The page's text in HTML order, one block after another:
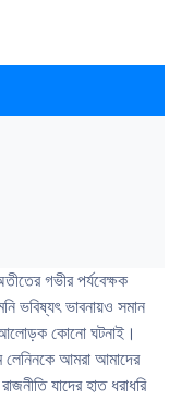
গভীর পর্যবেক্ষক
ভবিষ্যৎ ভাবনায়ও সমান
কোনাে ঘটনাই।
আমরা আমাদের
যাদের হাত ধরাধরি